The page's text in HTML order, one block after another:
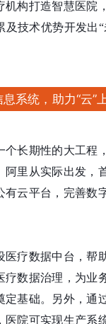
机构打造智慧医院
及技术优势开发出
息系统，助力“云”
个长期性的大工程
阿里从实际出发，
有云平台，完善数
医疗数据中台，帮
疗数据治理，为业
定基础。另外，通
医院可实现生产系